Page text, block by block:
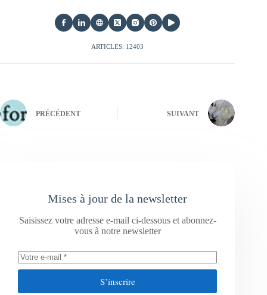
ARTICLES: 12403
PRÉCÉDENT SUIVANT
Mises à jour de la newsletter
Saisissez votre adresse e-mail ci-dessous et abonnez-
vous à notre newsletter
S’inscrire